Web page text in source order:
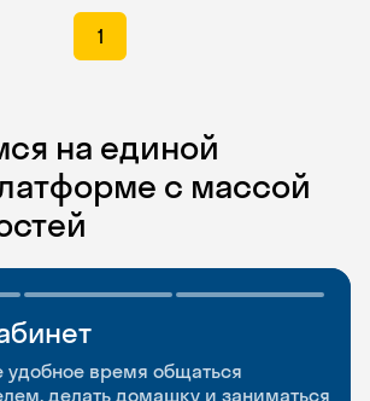
1
на единой
с массой
удобное время общаться
делать домашку и заниматься
клубы